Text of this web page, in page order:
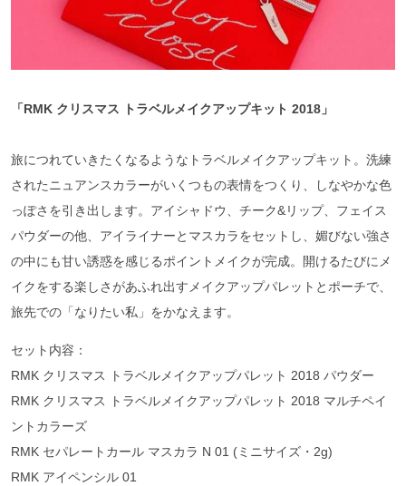
「RMK クリスマス トラベルメイクアップキット 2018」
旅につれていきたくなるようなトラベルメイクアップキット。洗練
されたニュアンスカラーがいくつもの表情をつくり、しなやかな色
っぽさを引き出します。アイシャドウ、チーク&リップ、フェイス
パウダーの他、アイライナーとマスカラをセットし、媚びない強さ
の中にも甘い誘惑を感じるポイントメイクが完成。開けるたびにメ
イクをする楽しさがあふれ出すメイクアップパレットとポーチで、
旅先での「なりたい私」をかなえます。
セット内容：
RMK クリスマス トラベルメイクアップパレット 2018 パウダー
RMK クリスマス トラベルメイクアップパレット 2018 マルチペイ
ントカラーズ
RMK セパレートカール マスカラ N 01 (ミニサイズ・2g)
RMK アイペンシル 01